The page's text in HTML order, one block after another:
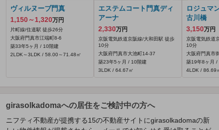
ヴィルヌーブ門真
1,150～1,320万円
片町線/住道駅 徒歩26分
大阪府門真市江端町8-6
築33年5ヶ月 / 10階建
2LDK～3LDK / 58.00～71.48㎡
エステムコート門真ディ
アーナ
2,330万円
京阪電気鉄道京阪線/大和田駅 徒歩
10分
大阪府門真市大池町14-37
築23年5ヶ月 / 10階建
3LDK / 64.67㎡
ロジュマ
古川橋
3,150万円
京阪電気鉄道
10分
大阪府門真市
築19年8ヶ月 /
4LDK / 86.69
girasolkadomaへの居住をご検討中の方へ
ニフティ不動産が提携する15の不動産サイトにgirasolkadomaの新